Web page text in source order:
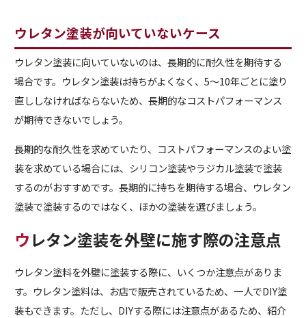
ウレタン塗装が向いていないケース
ウレタン塗装に向いていないのは、長期的に耐久性を期待する
場合です。ウレタン塗装は持ちがよくなく、5～10年ごとに塗り
直ししなければならないため、長期的なコストパフォーマンス
が期待できないでしょう。
長期的な耐久性を求めていたり、コストパフォーマンスのよい塗
装を求めている場合には、シリコン塗装やラジカル塗装で塗装
するのがおすすめです。長期的に持ちを期待する場合、ウレタン
塗装で塗装するのではなく、ほかの塗装を選びましょう。
ウレタン塗装を外壁に施す際の注意点
ウレタン塗料を外壁に塗装する際に、いくつか注意点がありま
す。ウレタン塗料は、お店で販売されているため、一人でDIY塗
装もできます。ただし、DIYする際には注意点があるため、紹介